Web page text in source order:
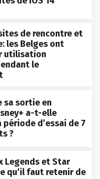
de rencontre et
les Belges ont
utilisation
le
sa sortie en
a-t-elle
d’essai de 7
?
Legends et Star
qu’il faut retenir de